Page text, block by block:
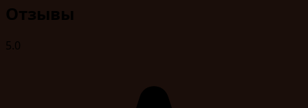
Отзывы
5.0